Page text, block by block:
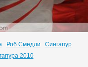
Роб Смедли
Сингапур
2010